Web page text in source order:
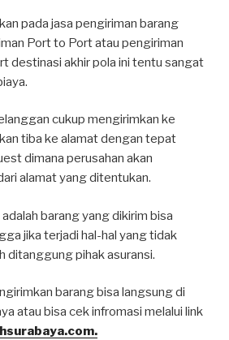
pada jasa pengiriman barang
Port to Port atau pengiriman
destinasi akhir pola ini tentu sangat
cukup mengirimkan ke
tiba ke alamat dengan tepat
dimana perusahan akan
alamat yang ditentukan.
barang yang dikirim bisa
jika terjadi hal-hal yang tidak
ditanggung pihak asuransi.
barang bisa langsung di
atau bisa cek infromasi melalui link